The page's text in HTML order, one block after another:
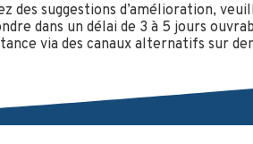
des suggestions d’amélioration,
dans un délai de 3 à 5 jours
via des canaux alternatifs sur